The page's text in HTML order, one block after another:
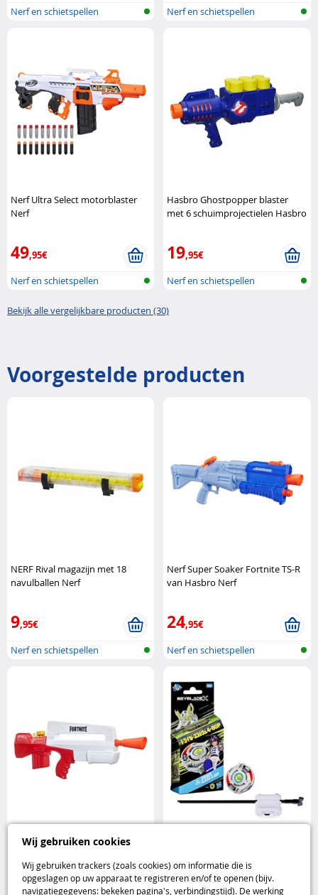
Wij gebruiken cookies
Wij gebruiken trackers (zoals cookies) om informatie die is
opgeslagen op uw apparaat te registreren en/of te openen (bijv.
navigatiegegevens: bekeken pagina's, verbindingstijd). De werking
Nerf en schietspellen
Nerf en schietspellen
Nerf Ultra Select motorblaster
Nerf
49,95€
Nerf en schietspellen
Hasbro Ghostpopper blaster
met 6 schuimprojectielen Hasbro
19,95€
Nerf en schietspellen
Bekijk alle vergelijkbare producten (30)
Voorgestelde producten
NERF Rival magazijn met 18
navulballen Nerf
9,95€
Nerf en schietspellen
Nerf Super Soaker Fortnite TS-R
van Hasbro Nerf
24,95€
Nerf en schietspellen
Hasbro Nerf Super Soaker
Fortnite Burst AR waterblaster
Hasbro
lanceerder Hasbro